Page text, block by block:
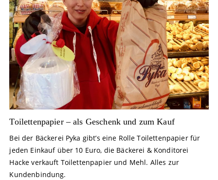
Toilettenpapier – als Geschenk und zum Kauf
Bei der Bäckerei Pyka gibt’s eine Rolle Toilettenpapier für
jeden Einkauf über 10 Euro, die Bäckerei & Konditorei
Hacke verkauft Toilettenpapier und Mehl. Alles zur
Kundenbindung.